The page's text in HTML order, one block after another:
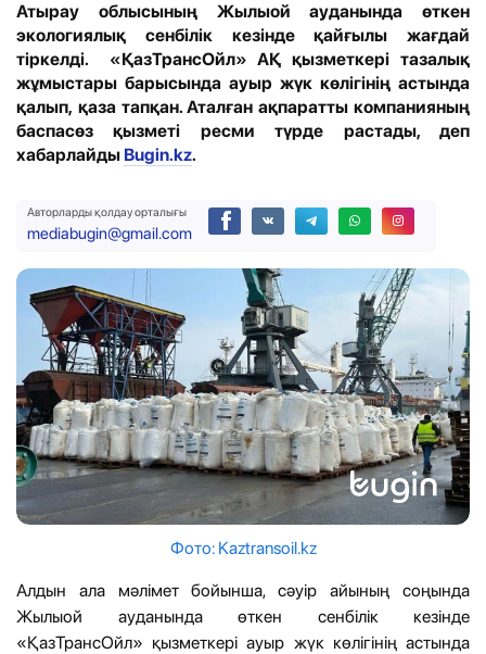
Атырау облысының Жылыой ауданында өткен
экологиялық сенбілік кезінде қайғылы жағдай
тіркелді. «ҚазТрансОйл» АҚ қызметкері тазалық
жұмыстары барысында ауыр жүк көлігінің астында
қалып, қаза тапқан. Аталған ақпаратты компанияның
баспасөз қызметі ресми түрде растады, деп
хабарлайды Bugin.kz.
Авторларды қолдау орталығы
mediabugin@gmail.com
Фото: Kaztransoil.kz
Алдын ала мәлімет бойынша, сәуір айының соңында
Жылыой ауданында өткен сенбілік кезінде
«ҚазТрансОйл» қызметкері ауыр жүк көлігінің астында